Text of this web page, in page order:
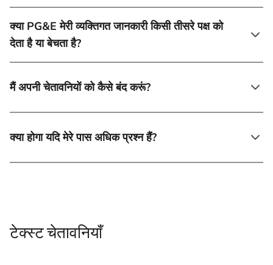
क्या PG&E मेरी व्यक्तिगत जानकारी किसी तीसरे पक्ष को
देता है या बेचता है?
मैं अपनी चेतावनियों को कैसे बंद करूं?
क्या होगा यदि मेरे पास अधिक प्रश्न हैं?
टेक्स्ट चेतावनियाँ